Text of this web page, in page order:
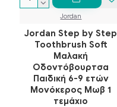
Jordan
Jordan Step by Step
Toothbrush Soft
Μαλακή
Οδοντόβουρτσα
Παιδική 6-9 ετών
Μονόκερος Μωβ 1
τεμάχιο